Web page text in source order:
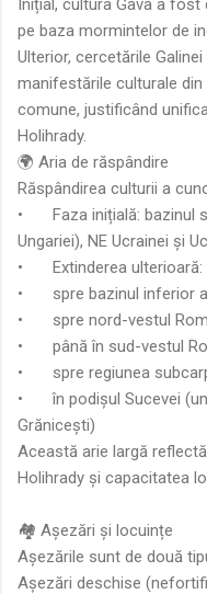
Inițial, cultura Gava a
pe baza mormintelor de
Ulterior, cercetările
manifestările culturale
comune, justificând
Holihrady.
🌍 Aria de răspândire
Răspândirea culturii a
•
Faza inițială: bazinul
Ungariei), NE Ucrainei și
•
Extinderea ulterioară:
•
spre bazinul inferior
•
spre nord-vestul
•
până în sud-vestul
•
spre regiunea
•
în podișul Sucevei
Grănicești)
Această arie largă
Holihrady și capacitatea
🏘️ Așezări și locuințe
Așezările sunt de două
Așezări deschise